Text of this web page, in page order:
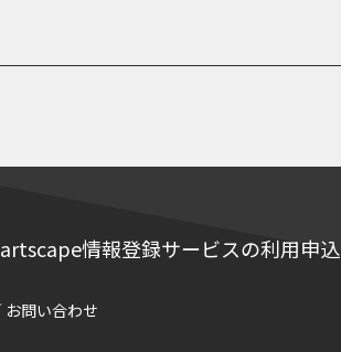
artscape情報登録サービスの利用申込
お問い合わせ